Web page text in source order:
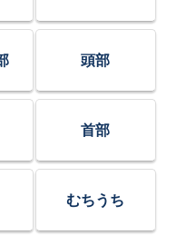
頭部
首部
むちうち